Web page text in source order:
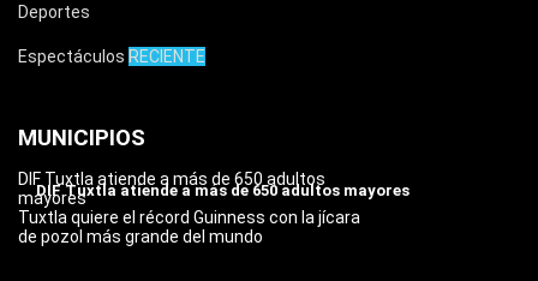
Deportes
Espectáculos RECIENTE
MUNICIPIOS
DIF Tuxtla atiende a más de 650 adultos mayores
DIF Tuxtla atiende a más de 650 adultos
mayores
Tuxtla quiere el récord Guinness con la jícara
de pozol más grande del mundo